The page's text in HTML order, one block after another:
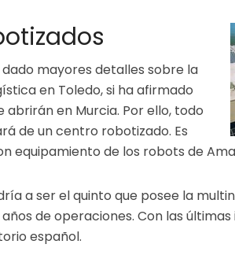
dado mayores detalles sobre la
en Toledo, si ha afirmado
abrirán en Murcia. Por ello, todo
de un centro robotizado. Es
equipamiento de los robots de
a ser el quinto que posee la
de operaciones. Con las
español.